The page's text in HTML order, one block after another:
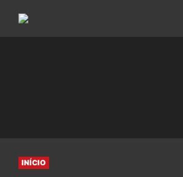
INÍCIO